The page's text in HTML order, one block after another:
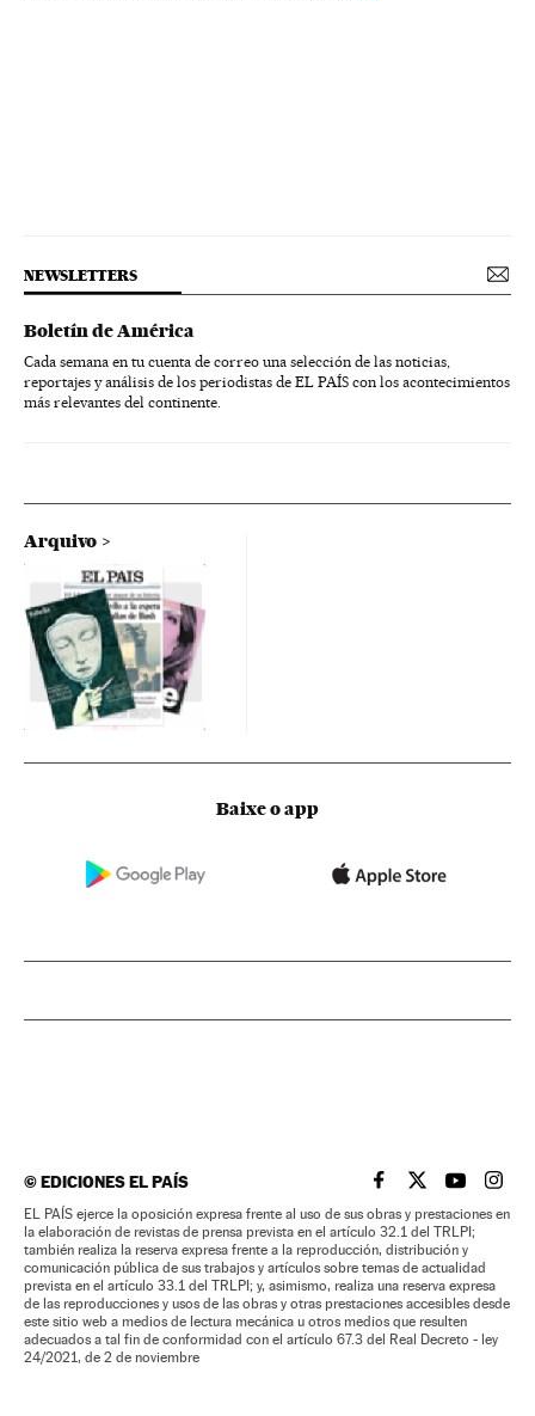
NEWSLETTERS
Boletín de América
Cada semana en tu cuenta de correo una selección de las noticias,
reportajes y análisis de los periodistas de EL PAÍS con los acontecimientos
más relevantes del continente.
Arquivo
Baixe o app
©EDICIONES EL PAÍS EL PAÍS BRASIL EN
EL PAÍSEL PAÍS
EL
EL PAÍS ejerce la oposición expresa frente al uso de sus obras y prestaciones en
la elaboración de revistas de prensa prevista en el artículo 32.1 del TRLPI;
también realiza la reserva expresa frente a la reproducción, distribución y
comunicación pública de sus trabajos y artículos sobre temas de actualidad
prevista en el artículo 33.1 del TRLPI; y, asimismo, realiza una reserva expresa
de las reproducciones y usos de las obras y otras prestaciones accesibles desde
este sitio web a medios de lectura mecánica u otros medios que resulten
adecuados a tal fin de conformidad con el artículo 67.3 del Real Decreto - ley
24/2021, de 2 de noviembre